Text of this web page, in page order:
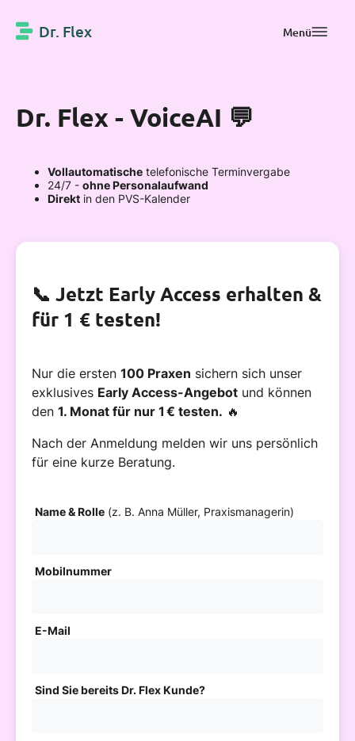
Dr. Flex Menü
Dr. Flex - VoiceAI 💬
Vollautomatische telefonische Terminvergabe
24/7 - ohne Personalaufwand
Direkt in den PVS-Kalender
📞 Jetzt Early Access erhalten &
für 1 € testen!
Nur die ersten 100 Praxen sichern sich unser
exklusives Early Access-Angebot und können
den 1. Monat für nur 1 € testen. 🔥
Nach der Anmeldung melden wir uns persönlich
für eine kurze Beratung.
Name & Rolle(z. B. Anna Müller, Praxismanagerin)
Mobilnummer
E-Mail
Sind Sie bereits Dr. Flex Kunde?